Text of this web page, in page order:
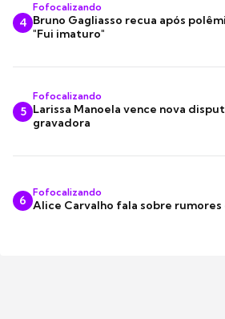
4
Fofocalizando
Bruno Gagliasso recua após
"Fui imaturo"
5
Fofocalizando
Larissa Manoela vence nova
gravadora
6
Fofocalizando
Alice Carvalho fala sobre